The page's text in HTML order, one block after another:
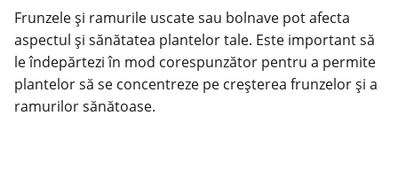
Frunzele și ramurile uscate sau bolnave pot afecta
aspectul și sănătatea plantelor tale. Este important să
le îndepărtezi în mod corespunzător pentru a permite
plantelor să se concentreze pe creșterea frunzelor și a
ramurilor sănătoase.